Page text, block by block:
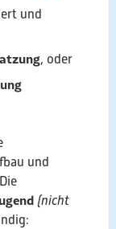
und
, oder
und
(nicht